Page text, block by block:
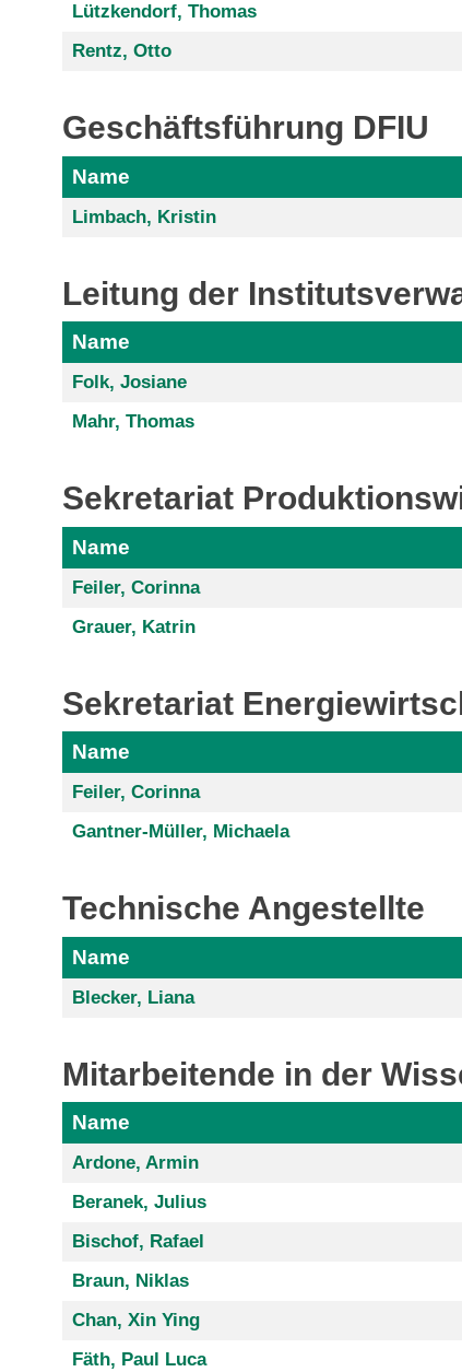
Lützkendorf, Thomas
Rentz, Otto
Geschäftsführung DFIU
Name
Limbach, Kristin
Leitung der
Name
Folk, Josiane
Mahr, Thomas
Sekretariat
Name
Feiler, Corinna
Grauer, Katrin
Sekretariat
Name
Feiler, Corinna
Gantner-Müller, Michaela
Technische Angestellte
Name
Blecker, Liana
Mitarbeitende in der
Name
Ardone, Armin
Beranek, Julius
Bischof, Rafael
Braun, Niklas
Chan, Xin Ying
Fäth, Paul Luca